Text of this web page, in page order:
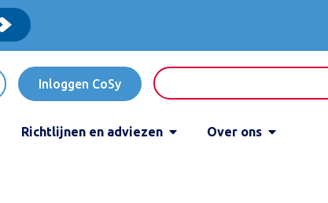
Inloggen CoSy
Richtlijnen en adviezen Over ons